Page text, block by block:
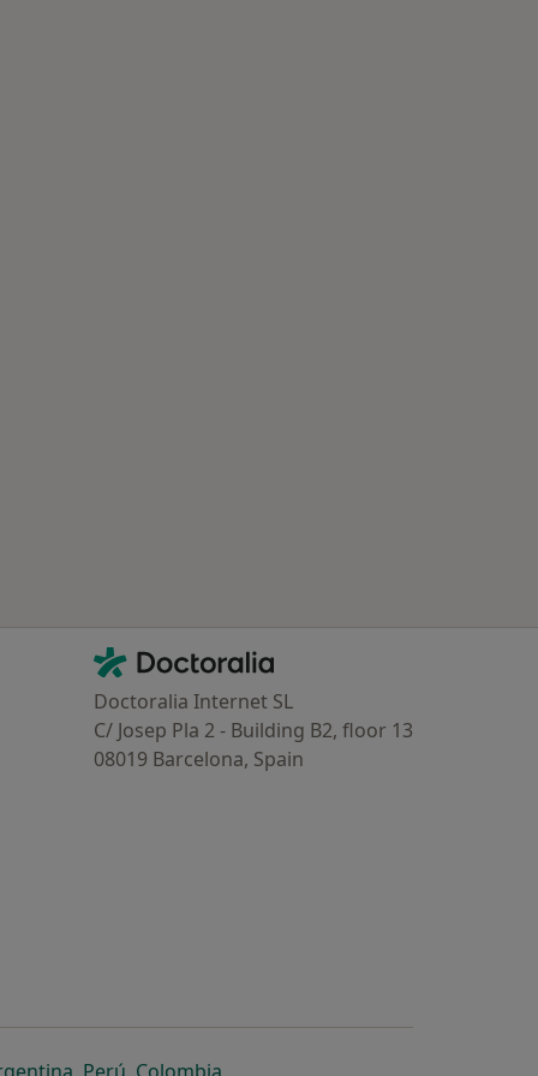
Contacto
Doctoralia - Homepage
Doctoralia Internet SL
C/ Josep Pla 2 - Building B2, floor 13
08019 Barcelona, Spain
separador
num novo separador
abre num novo separador
abre num novo separador
abre num novo separador